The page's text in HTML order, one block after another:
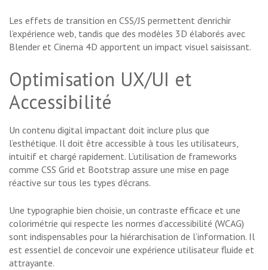
Les effets de transition en CSS/JS permettent d’enrichir
l’expérience web, tandis que des modèles 3D élaborés avec
Blender et Cinema 4D apportent un impact visuel saisissant.
Optimisation UX/UI et
Accessibilité
Un contenu digital impactant doit inclure plus que
l’esthétique. Il doit être accessible à tous les utilisateurs,
intuitif et chargé rapidement. L’utilisation de frameworks
comme CSS Grid et Bootstrap assure une mise en page
réactive sur tous les types d’écrans.
Une typographie bien choisie, un contraste efficace et une
colorimétrie qui respecte les normes d’accessibilité (WCAG)
sont indispensables pour la hiérarchisation de l’information. Il
est essentiel de concevoir une expérience utilisateur fluide et
attrayante.